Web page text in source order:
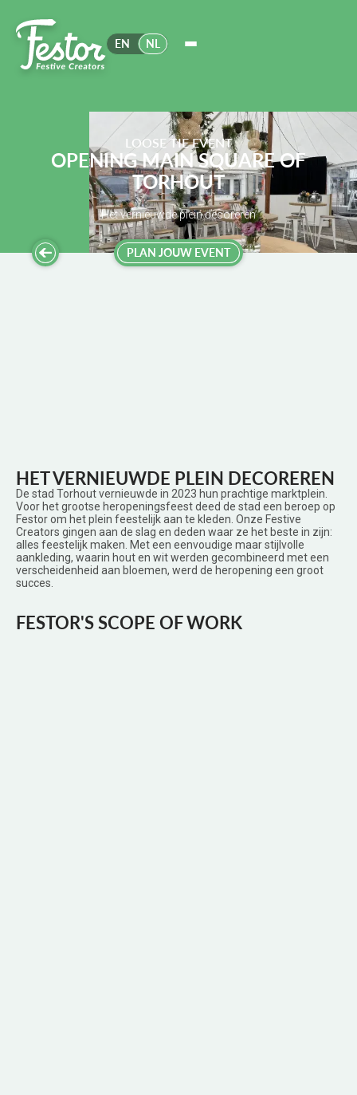
EN NL
LOOSE TIE EVENT
OPENING MAIN SQUARE OF
TORHOUT
Het vernieuwde plein decoreren
PLAN JOUW EVENT
HET VERNIEUWDE PLEIN DECOREREN
De stad Torhout vernieuwde in 2023 hun prachtige marktplein.
Voor het grootse heropeningsfeest deed de stad een beroep op
Festor om het plein feestelijk aan te kleden. Onze Festive
Creators gingen aan de slag en deden waar ze het beste in zijn:
alles feestelijk maken. Met een eenvoudige maar stijlvolle
aankleding, waarin hout en wit werden gecombineerd met een
verscheidenheid aan bloemen, werd de heropening een groot
succes.
FESTOR'S SCOPE OF WORK